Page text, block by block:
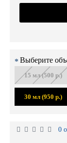
Выберите
15 мл (500 р.)
30 мл (950 р.)
0